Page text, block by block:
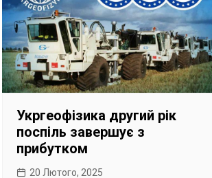
Укргеофізика другий рік
поспіль завершує з
прибутком
20 Лютого, 2025